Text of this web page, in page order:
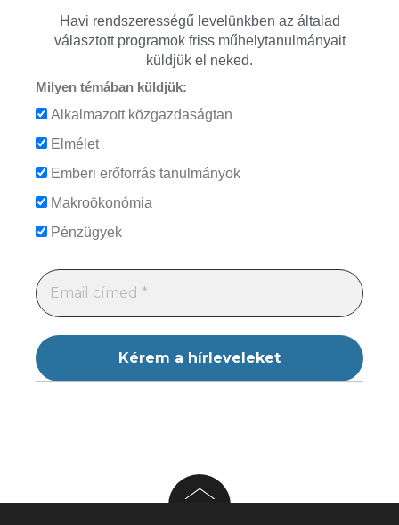
Havi rendszerességű levelünkben az általad
választott programok friss műhelytanulmányait
küldjük el neked.
Milyen témában küldjük:
Alkalmazott közgazdaságtan
Elmélet
Emberi erőforrás tanulmányok
Makroökonómia
Pénzügyek